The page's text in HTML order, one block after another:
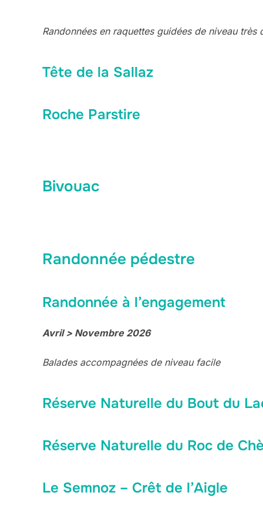
Randonnées en raquettes guidées de niveau très
Tête de la Sallaz
Roche Parstire
Bivouac
Randonnée pédestre
Randonnée à l’engagement
Avril > Novembre 2026
Balades accompagnées de niveau facile
Réserve Naturelle du Bout du
Réserve Naturelle du Roc de
Le Semnoz – Crêt de l’Aigle